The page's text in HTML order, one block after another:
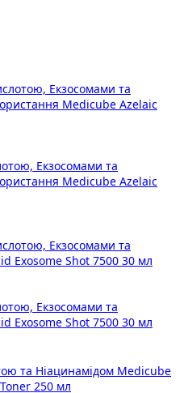
Екзосомами та
Medicube Azelaic
Екзосомами та
Exosome Shot 7500 30 мл